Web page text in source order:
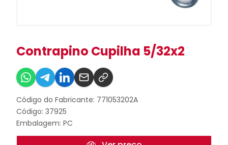
Contrapino Cupilha 5/32x2
Código do Fabricante: 771053202A
Código: 37925
Embalagem: PC